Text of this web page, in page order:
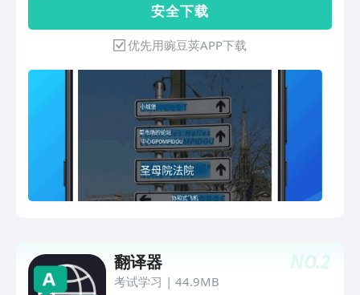
造极致翻译体验！【拍照翻译】随时随
地，想拍就拍，一键拍照翻译简单方便！
依托强大图像识别AI算法，可以帮您快速
识别文字，极速翻译出任何您想要的语
言！，满足您出国翻译、旅行翻译、旅游
购物翻译、英语学习翻译等需求。【文档
翻译】翻译文档一键上传，支持PDF、
PPT、Word、JPG等多种格式文档输出，
一分钟可翻译10万字，极速翻译，无需
等待！【多种语言】支持多种世界主流语
言，包括英语、日语、韩语、法语、意大
兰语、捷克语、波兰语、马来语、斯瓦希
里语等多种语言。
安 全 下 载
优先用豌豆荚APP下载
NO.2
翻译器
考试学习 | 44.9MB